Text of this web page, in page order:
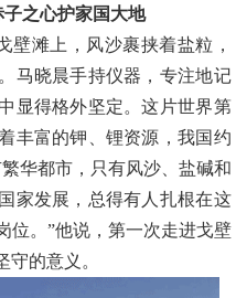
之心护家国大地
壁滩上，风沙裹挟着盐粒，
马晓晨手持仪器，专注地记
显得格外坚定。这片世界第
丰富的钾、锂资源，我国约
华都市，只有风沙、盐碱和
家发展，总得有人扎根在这
位。”他说，第一次走进戈壁
的意义。